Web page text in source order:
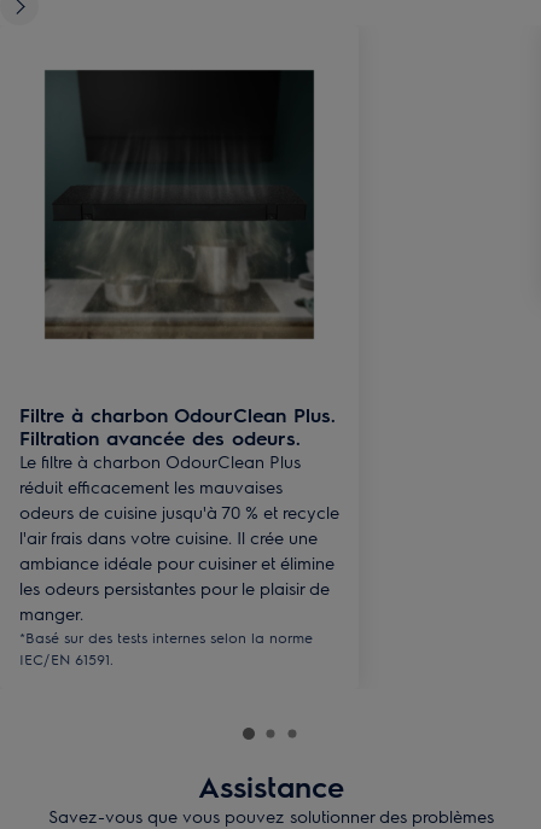
Filtre à charbon OdourClean Plus.
Filtration avancée des odeurs.
Le filtre à charbon OdourClean Plus
réduit efficacement les mauvaises
odeurs de cuisine jusqu'à 70 % et recycle
l'air frais dans votre cuisine. Il crée une
ambiance idéale pour cuisiner et élimine
les odeurs persistantes pour le plaisir de
manger.
*Basé sur des tests internes selon la norme
IEC/EN 61591.
Assistance
Savez-vous que vous pouvez solutionner des problèmes